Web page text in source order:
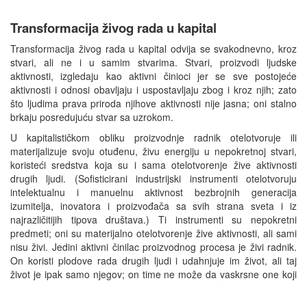
Transformacija živog rada u kapital
Transformacija živog rada u kapital odvija se svakodnevno, kroz
stvari, ali ne i u samim stvarima. Stvari, proizvodi ljudske
aktivnosti, izgledaju kao aktivni činioci jer se sve postojeće
aktivnosti i odnosi obavljaju i uspostavljaju zbog i kroz njih; zato
što ljudima prava priroda njihove aktivnosti nije jasna; oni stalno
brkaju posredujuću stvar sa uzrokom.
U kapitalističkom obliku proizvodnje radnik otelotvoruje ili
materijalizuje svoju otuđenu, živu energiju u nepokretnoj stvari,
koristeći sredstva koja su i sama otelotvorenje žive aktivnosti
drugih ljudi. (Sofisticirani industrijski instrumenti otelotvoruju
intelektualnu i manuelnu aktivnost bezbrojnih generacija
izumitelja, inovatora i proizvođača sa svih strana sveta i iz
najrazličitijih tipova društava.) Ti instrumenti su nepokretni
predmeti; oni su materijalno otelotvorenje žive aktivnosti, ali sami
nisu živi. Jedini aktivni činilac proizvodnog procesa je živi radnik.
On koristi plodove rada drugih ljudi i udahnjuje im život, ali taj
život je ipak samo njegov; on time ne može da vaskrsne one koji